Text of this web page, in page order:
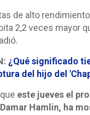
de alto
2,2 veces mayor
¿Qué significado
del hijo del
este jueves el
Hamlin, ha